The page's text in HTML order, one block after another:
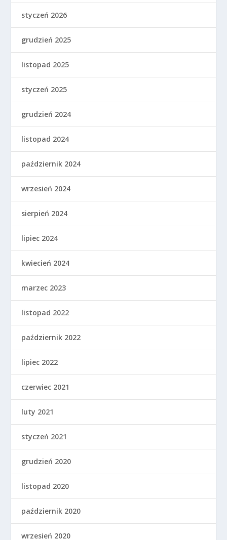
styczeń 2026
grudzień 2025
listopad 2025
styczeń 2025
grudzień 2024
listopad 2024
październik 2024
wrzesień 2024
sierpień 2024
lipiec 2024
kwiecień 2024
marzec 2023
listopad 2022
październik 2022
lipiec 2022
czerwiec 2021
luty 2021
styczeń 2021
grudzień 2020
listopad 2020
październik 2020
wrzesień 2020